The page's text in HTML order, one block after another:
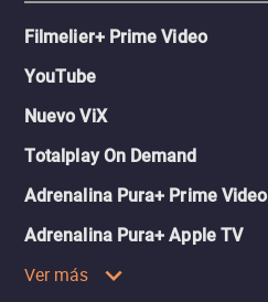
Filmelier+ Prime Video
YouTube
Nuevo ViX
Totalplay On Demand
Adrenalina Pura+ Prime Video
Adrenalina Pura+ Apple TV
Ver más